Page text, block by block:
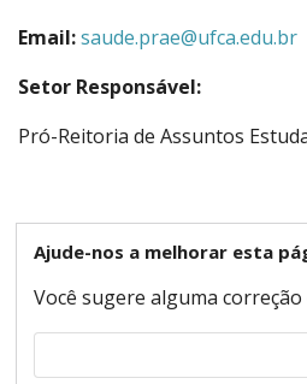
Email:saude.prae@ufca.edu.br
Setor Responsável:
Pró-Reitoria de Assuntos
Ajude-nos a melhorar esta
Você sugere alguma